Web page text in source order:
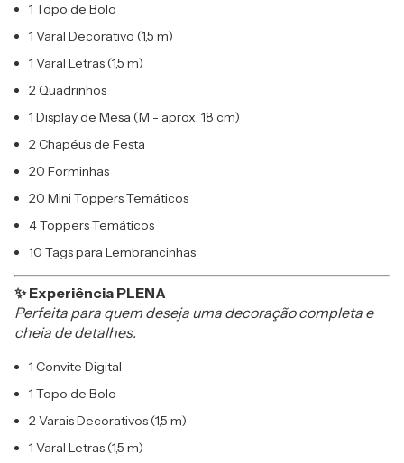
1 Topo de Bolo
1 Varal Decorativo (1,5 m)
1 Varal Letras (1,5 m)
2 Quadrinhos
1 Display de Mesa (M - aprox. 18 cm)
2 Chapéus de Festa
20 Forminhas
20 Mini Toppers Temáticos
4 Toppers Temáticos
10 Tags para Lembrancinhas
✨ Experiência PLENA
Perfeita para quem deseja uma decoração completa e
cheia de detalhes.
1 Convite Digital
1 Topo de Bolo
2 Varais Decorativos (1,5 m)
1 Varal Letras (1,5 m)